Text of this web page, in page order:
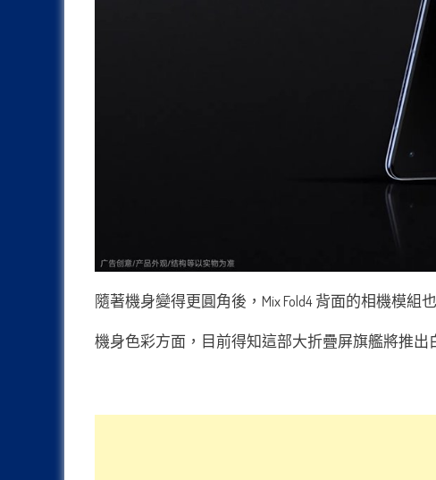
隨著機身變得更圓角後，Mix Fold4 背面的相機模
機身色彩方面，目前得知這部大折疊屏旗艦將推出